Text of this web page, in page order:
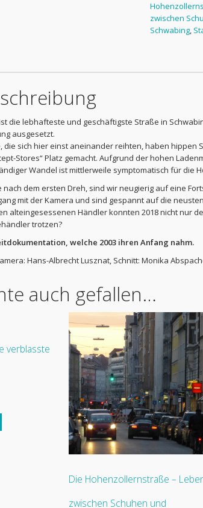
zwischen
Schwabing,
die lebhafteste und geschäftigste Straße in
ausgesetzt.
die sich hier einst aneinander reihten, haben hippen
Stores“ Platz gemacht. Aufgrund der hohen
Wandel ist mittlerweile symptomatisch für die
nach dem ersten Dreh, sind wir neugierig auf eine
mit der Kamera und sind gespannt auf die
alteingesessenen Händler konnten 2018 nicht nur
trotzen?
welche 2003 ihren Anfang nahm.
Hans-Albrecht Lusznat, Schnitt: Monika
auch gefallen…
verblasste
Die Hohenzollernstraße –
zwischen Schuhen und